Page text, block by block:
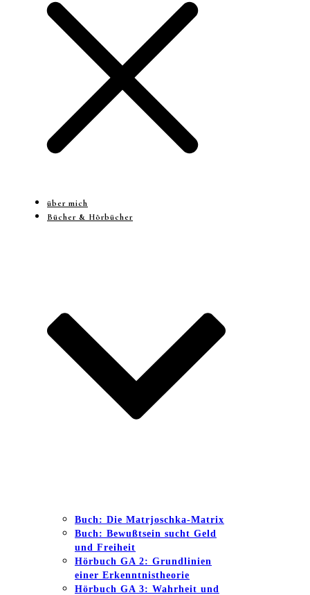
über mich
Bücher & Hörbücher
Buch: Die Matrjoschka-Matrix
Buch: Bewußtsein sucht Geld
und Freiheit
Hörbuch GA 2: Grundlinien
einer Erkenntnistheorie
Hörbuch GA 3: Wahrheit und